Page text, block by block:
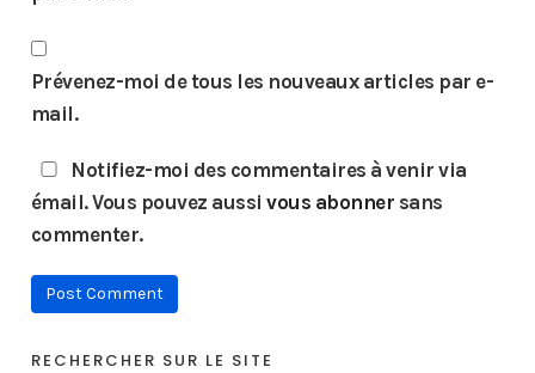
Prévenez-moi de tous les nouveaux articles par e-
mail.
Notifiez-moi des commentaires à venir via
émail. Vous pouvez aussi vous abonner sans
commenter.
RECHERCHER SUR LE SITE